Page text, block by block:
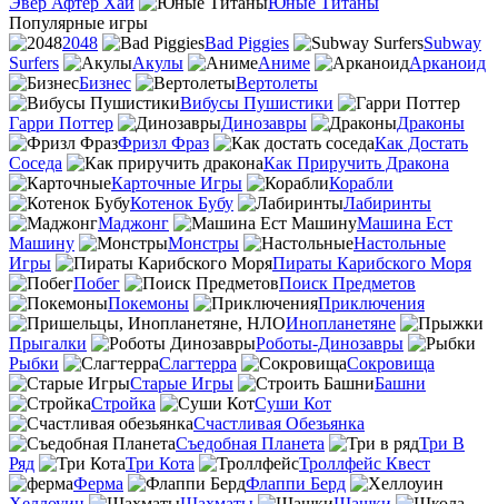
Популярные игры
2048
Bad Piggies
Subway
Surfers
Акулы Аниме
Арканоид
Бизнес
Вертолеты
Вибусы Пушистики
Гарри Поттер
Динозавры
Драконы
Фризл Фраз
Как Достать
Соседа
Как Приручить Дракона
Карточные Игры
Корабли
Котенок Бубу
Лабиринты
Маджонг
Машина Ест
Машину
Монстры
Настольные
Игры
Пираты Карибского Моря
Побег
Поиск Предметов
Покемоны
Приключения
Инопланетяне
Прыгалки
Роботы-Динозавры
Рыбки
Слагтерра
Сокровища
Старые Игры
Башни
Стройка
Суши Кот
Счастливая Обезьянка
Съедобная Планета
Три В
Ряд
Три Кота
Троллфейс Квест
Ферма
Флаппи Берд